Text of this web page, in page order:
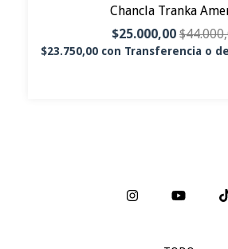
Chancla Tranka
$25.000,00
$23.750,00 con Transferencia o